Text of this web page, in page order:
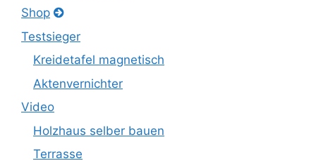
Shop
Testsieger
Kreidetafel magnetisch
Aktenvernichter
Video
Holzhaus selber bauen
Terrasse